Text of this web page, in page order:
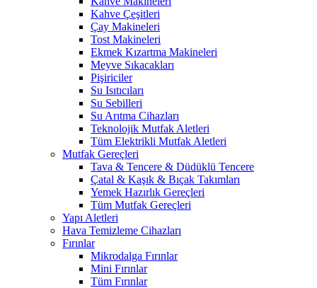
Kahve Çeşitleri
Çay Makineleri
Tost Makineleri
Ekmek Kızartma Makineleri
Meyve Sıkacakları
Pişiriciler
Su Isıtıcıları
Su Sebilleri
Su Arıtma Cihazları
Teknolojik Mutfak Aletleri
Tüm Elektrikli Mutfak Aletleri
Mutfak Gereçleri
Tava & Tencere & Düdüklü Tencere
Çatal & Kaşık & Bıçak Takımları
Yemek Hazırlık Gereçleri
Tüm Mutfak Gereçleri
Yapı Aletleri
Hava Temizleme Cihazları
Fırınlar
Mikrodalga Fırınlar
Mini Fırınlar
Tüm Fırınlar